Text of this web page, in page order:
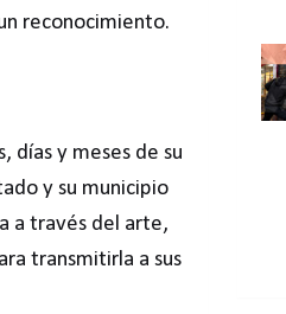
reconocimiento.
días y meses de su
y su municipio
a través del arte,
transmitirla a sus